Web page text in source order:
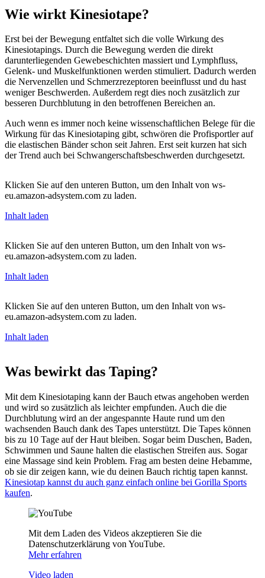
Wie wirkt Kinesiotape?
Erst bei der Bewegung entfaltet sich die volle Wirkung des
Kinesiotapings. Durch die Bewegung werden die direkt
darunterliegenden Gewebeschichten massiert und Lymphfluss,
Gelenk- und Muskelfunktionen werden stimuliert. Dadurch werden
die Nervenzellen und Schmerzrezeptoren beeinflusst und du hast
weniger Beschwerden. Außerdem regt dies noch zusätzlich zur
besseren Durchblutung in den betroffenen Bereichen an.
Auch wenn es immer noch keine wissenschaftlichen Belege für die
Wirkung für das Kinesiotaping gibt, schwören die Profisportler auf
die elastischen Bänder schon seit Jahren. Erst seit kurzen hat sich
der Trend auch bei Schwangerschaftsbeschwerden durchgesetzt.
Klicken Sie auf den unteren Button, um den Inhalt von ws-
eu.amazon-adsystem.com zu laden.
Inhalt laden
Klicken Sie auf den unteren Button, um den Inhalt von ws-
eu.amazon-adsystem.com zu laden.
Inhalt laden
Klicken Sie auf den unteren Button, um den Inhalt von ws-
eu.amazon-adsystem.com zu laden.
Inhalt laden
Was bewirkt das Taping?
Mit dem Kinesiotaping kann der Bauch etwas angehoben werden
und wird so zusätzlich als leichter empfunden. Auch die die
Durchblutung wird an der angespannte Haute rund um den
wachsenden Bauch dank des Tapes unterstützt. Die Tapes können
bis zu 10 Tage auf der Haut bleiben. Sogar beim Duschen, Baden,
Schwimmen und Saune halten die elastischen Streifen aus. Sogar
eine Massage sind kein Problem. Frag am besten deine Hebamme,
ob sie dir zeigen kann, wie du deinen Bauch richtig tapen kannst.
Kinesiotap kannst du auch ganz einfach online bei Gorilla Sports
kaufen.
Mit dem Laden des Videos akzeptieren Sie die
Datenschutzerklärung von YouTube.
Mehr erfahren
Video laden